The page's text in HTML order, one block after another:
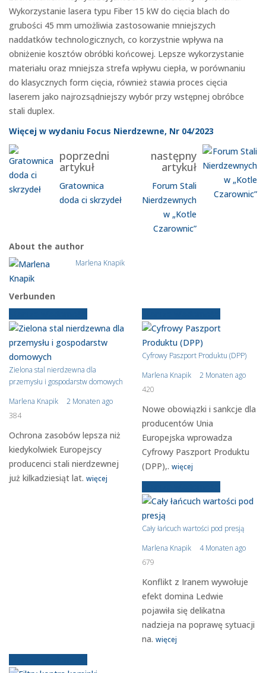
Wykorzystanie lasera typu Fiber 15 kW do cięcia blach do
grubości 45 mm umożliwia zastosowanie mniejszych
naddatków technologicznych, co korzystnie wpływa na
obniżenie kosztów obróbki końcowej. Lepsze wykorzystanie
materiału oraz mniejsza strefa wpływu ciepła, w porównaniu
do klasycznych form cięcia, również stawia proces cięcia
laserem jako najrozsądniejszy wybór przy wstępnej obróbce
stali duplex.
Więcej w wydaniu Focus Nierdzewne, Nr 04/2023
poprzedni
artykuł
Gratownica
doda ci skrzydeł
następny
artykuł
Forum Stali
Nierdzewnych
w „Kotle
Czarownic”
About the author
Marlena Knapik
Verbunden
Zielona stal nierdzewna dla
przemysłu i gospodarstw domowych
Marlena Knapik
2 Monaten ago
384
Ochrona zasobów lepsza niż
kiedykolwiek Europejscy
producenci stali nierdzewnej
już kilkadziesiąt lat. więcej
Cyfrowy Paszport Produktu (DPP)
Marlena Knapik
2 Monaten ago
420
Nowe obowiązki i sankcje dla
producentów Unia
Europejska wprowadza
Cyfrowy Paszport Produktu
(DPP),. więcej
Cały łańcuch wartości pod presją
Marlena Knapik
4 Monaten ago
679
Konflikt z Iranem wywołuje
efekt domina Ledwie
pojawiła się delikatna
nadzieja na poprawę sytuacji
na. więcej